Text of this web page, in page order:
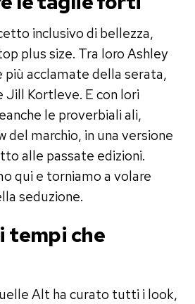
inclusivo di bellezza,
plus size. Tra loro Ashley
più acclamate della serata,
Jill Kortleve. E con lori
le proverbiali ali,
del marchio, in una versione
alle passate edizioni.
qui e torniamo a volare
seduzione.
tempi che
Alt ha curato tutti i look,